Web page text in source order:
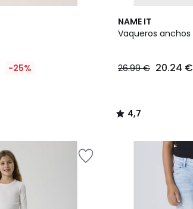
-25%
NAME IT
Vaqueros anchos
26.99 € 20.24 €
4,7
/ 5
4
Colores
4,7
/